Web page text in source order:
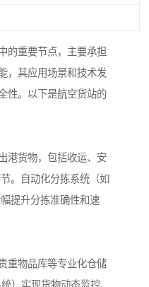
的重要节点，主要承担
，其应用场景和技术发
性。以下是航空货站的
港货物，包括收运、安
。自动化分拣系统（如
提升分拣准确性和速
重物品库等专业化仓储